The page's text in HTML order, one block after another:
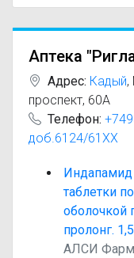
Аптека
Адрес: Кадый,
проспект, 60А
Телефон:
доб.6124/61XX
Индапамид
таблетки
оболочкой
пролонг.
АЛСИ